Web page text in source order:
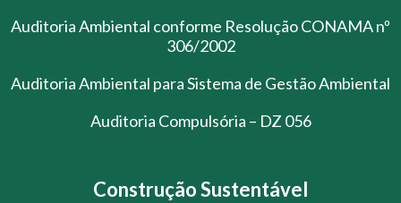
Auditoria Ambiental conforme Resolução CONAMA nº
306/2002
Auditoria Ambiental para Sistema de Gestão Ambiental
Auditoria Compulsória – DZ 056
Construção Sustentável